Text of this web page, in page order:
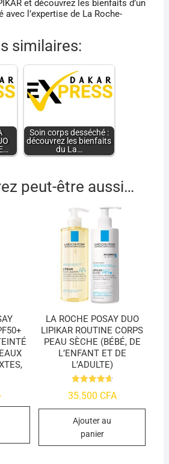
et découvrez les bienfaits d’un
avec l’expertise de La Roche-
similaires:
Soin corps desséché :
découvrez les bienfaits
du La…
peut-être aussi…
LA ROCHE POSAY DUO
LIPIKAR ROUTINE CORPS
PEAU SÈCHE (BÉBÉ, DE
L’ENFANT ET DE
L’ADULTE)
4.74
35.500 CFA
Ajouter au
panier